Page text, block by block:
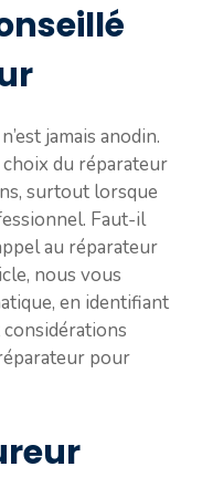
jamais anodin.
du réparateur
surtout lorsque
Faut-il
au réparateur
nous vous
en identifiant
pour